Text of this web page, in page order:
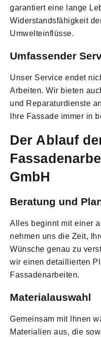
garantiert eine lange
Widerstandsfähigkeit
Umwelteinflüsse.
Umfassender
Unser Service endet
Arbeiten. Wir bieten
und Reparaturdienste
Ihre Fassade immer in
Der Ablauf
GmbH
Beratung und
Alles beginnt mit einer
nehmen uns die Zeit,
Wünsche genau zu
wir einen detaillierten
Fassadenarbeiten.
Materialauswahl
Gemeinsam mit Ihnen
Materialien aus, die